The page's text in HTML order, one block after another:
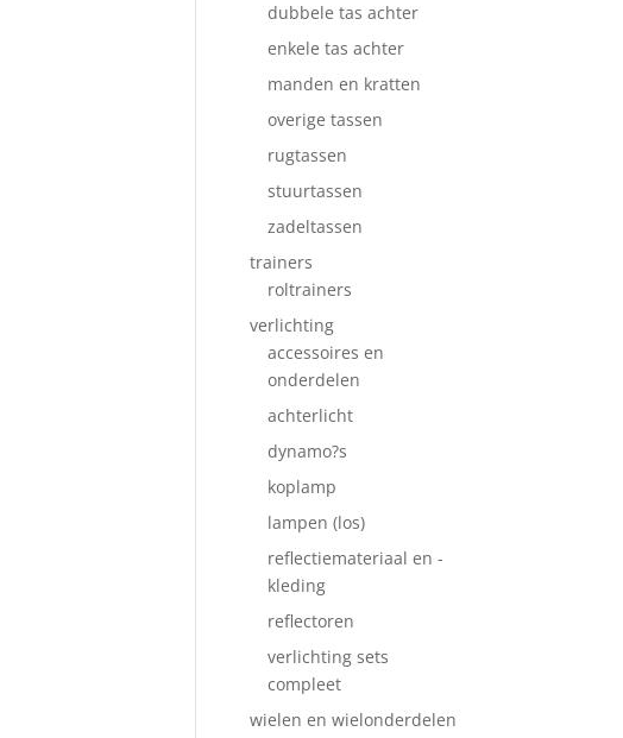
dubbele tas achter
enkele tas achter
manden en kratten
overige tassen
rugtassen
stuurtassen
zadeltassen
trainers
roltrainers
verlichting
accessoires en
onderdelen
achterlicht
dynamo?s
koplamp
lampen (los)
reflectiemateriaal en -
kleding
reflectoren
verlichting sets
compleet
wielen en wielonderdelen